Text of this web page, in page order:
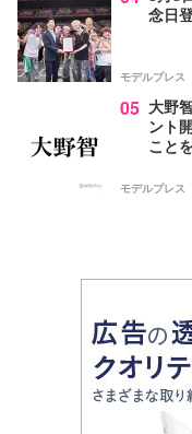
念日
モデルプレス
05 大野
ント
こと
モデルプレス